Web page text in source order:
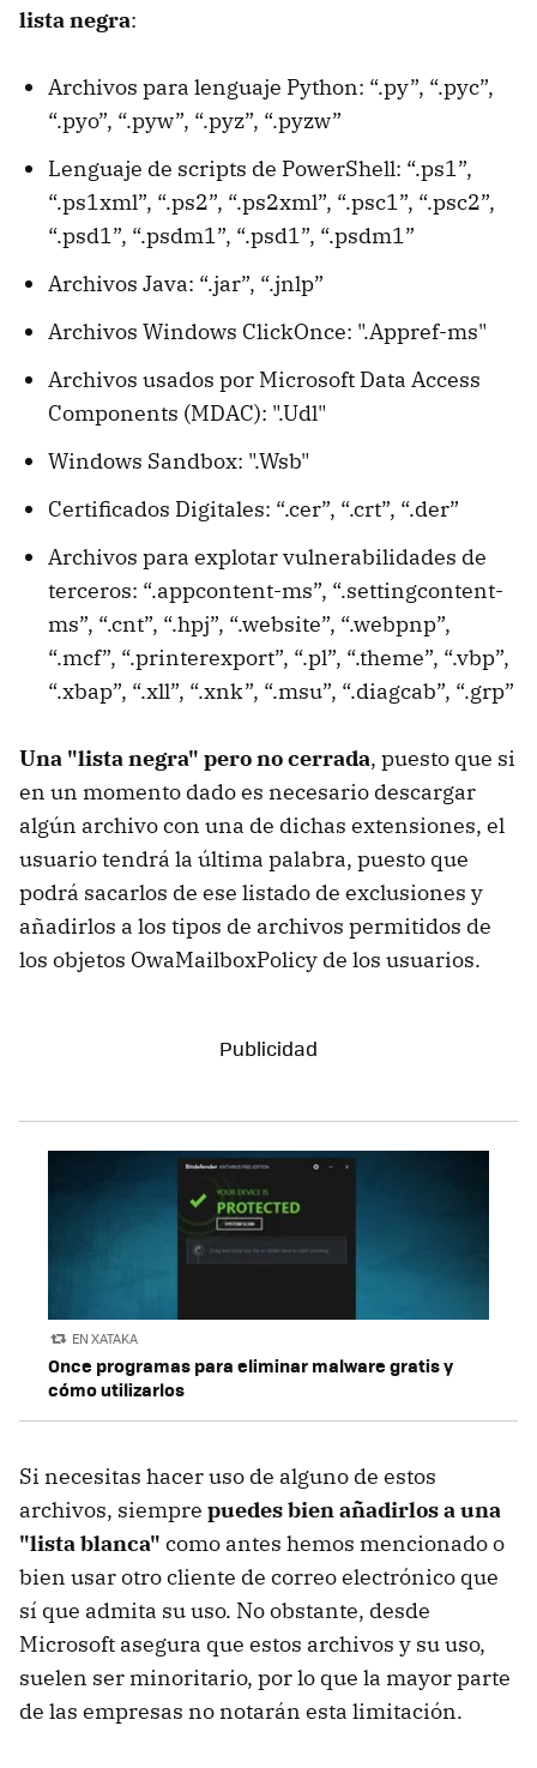
lista negra:
Archivos para lenguaje Python: “.py”, “.pyc”,
“.pyo”, “.pyw”, “.pyz”, “.pyzw”
Lenguaje de scripts de PowerShell: “.ps1”,
“.ps1xml”, “.ps2”, “.ps2xml”, “.psc1”, “.psc2”,
“.psd1”, “.psdm1”, “.psd1”, “.psdm1”
Archivos Java: “.jar”, “.jnlp”
Archivos Windows ClickOnce: ".Appref-ms"
Archivos usados por Microsoft Data Access
Components (MDAC): ".Udl"
Windows Sandbox: ".Wsb"
Certificados Digitales: “.cer”, “.crt”, “.der”
Archivos para explotar vulnerabilidades de
terceros: “.appcontent-ms”, “.settingcontent-
ms”, “.cnt”, “.hpj”, “.website”, “.webpnp”,
“.mcf”, “.printerexport”, “.pl”, “.theme”, “.vbp”,
“.xbap”, “.xll”, “.xnk”, “.msu”, “.diagcab”, “.grp”
Una "lista negra" pero no cerrada, puesto que si
en un momento dado es necesario descargar
algún archivo con una de dichas extensiones, el
usuario tendrá la última palabra, puesto que
podrá sacarlos de ese listado de exclusiones y
añadirlos a los tipos de archivos permitidos de
los objetos OwaMailboxPolicy de los usuarios.
EN XATAKA
Once programas para eliminar malware gratis y
cómo utilizarlos
Si necesitas hacer uso de alguno de estos
archivos, siempre puedes bien añadirlos a una
"lista blanca" como antes hemos mencionado o
bien usar otro cliente de correo electrónico que
sí que admita su uso. No obstante, desde
Microsoft asegura que estos archivos y su uso,
suelen ser minoritario, por lo que la mayor parte
de las empresas no notarán esta limitación.